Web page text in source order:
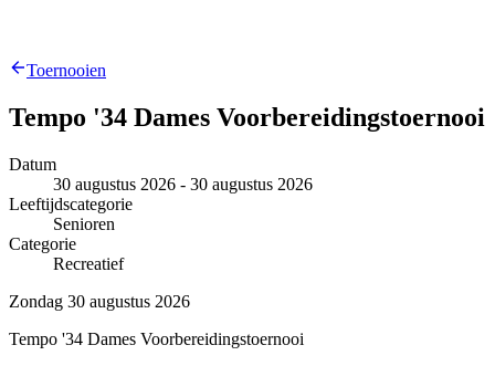
Toernooien
Tempo '34 Dames Voorbereidingstoernooi
Datum
30 augustus 2026 - 30 augustus 2026
Leeftijdscategorie
Senioren
Categorie
Recreatief
Zondag 30 augustus 2026
Tempo '34 Dames Voorbereidingstoernooi